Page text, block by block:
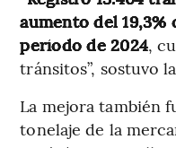
aumento del
período de 2024,
tránsitos”, sostuvo
La mejora también
tonelaje de la